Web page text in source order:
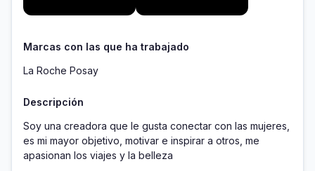
Marcas con las que ha trabajado
La Roche Posay
Descripción
Soy una creadora que le gusta conectar con las mujeres,
es mi mayor objetivo, motivar e inspirar a otros, me
apasionan los viajes y la belleza